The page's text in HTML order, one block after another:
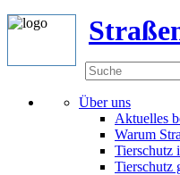
Über uns
Aktuelles
Warum
Tierschutz
Tierschutz